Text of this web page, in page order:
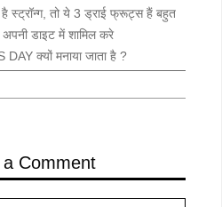
है स्ट्रॉन्ग, तो ये 3 ड्राई फ्रूट्स हैं बहुत
डाइट में शामिल करे
क्यों मनाया जाता है ?
Comment